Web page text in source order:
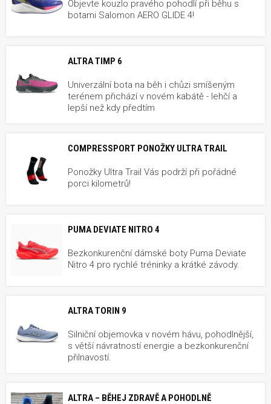
Objevte kouzlo pravého pohodlí při běhu s
botami Salomon AERO GLIDE 4!
ALTRA TIMP 6
Univerzální bota na běh i chůzi smíšeným
terénem přichází v novém kabátě - lehčí a
lepší než kdy předtím
COMPRESSPORT PONOŽKY ULTRA TRAIL
Ponožky Ultra Trail Vás podrží při pořádné
porci kilometrů!
PUMA DEVIATE NITRO 4
Bezkonkurenční dámské boty Puma Deviate
Nitro 4 pro rychlé tréninky a krátké závody.
ALTRA TORIN 9
Silniční objemovka v novém hávu, pohodlnější,
s větší návratností energie a bezkonkurenční
přilnavostí.
ALTRA – BĚHEJ ZDRAVĚ A POHODLNĚ